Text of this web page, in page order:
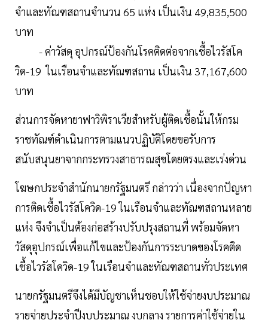
จำและทัณฑสถานจำนวน 65 แห่ง เป็นเงิน 49,835,500
บาท
- ค่าวัสดุ อุปกรณ์ป้องกันโรคติดต่อจากเชื้อไวรัสโค
วิด-19 ในเรือนจำและทัณฑสถาน เป็นเงิน 37,167,600
บาท
ส่วนการจัดหายาฟาวิพิราเวียสำหรับผู้ติดเชื้อนั้นให้กรม
ราชทัณฑ์ดำเนินการตามแนวปฏิบัติโดยขอรับการ
สนับสนุนยาจากกระทรวงสาธารณสุขโดยตรงและเร่งด่วน
โฆษกประจำสำนักนายกรัฐมนตรี กล่าวว่า เนื่องจากปัญหา
การติดเชื้อไวรัสโควิด-19 ในเรือนจำและทัณฑสถานหลาย
แห่ง จึงจำเป็นต้องก่อสร้างปรับปรุงสถานที่ พร้อมจัดหา
วัสดุอุปกรณ์เพื่อแก้ไขและป้องกันการระบาดของโรคติด
เชื้อไวรัสโควิด-19 ในเรือนจำและทัณฑสถานทั่วประเทศ
นายกรัฐมนตรีจึงได้มีบัญชาเห็นชอบให้ใช้จ่ายงบประมาณ
รายจ่ายประจำปีงบประมาณ งบกลาง รายการค่าใช้จ่ายใน